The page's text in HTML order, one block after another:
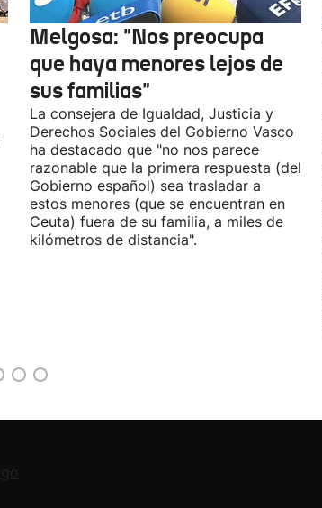
Melgosa: "Nos preocupa
que haya menores lejos de
sus familias"
La consejera de Igualdad, Justicia y
Derechos Sociales del Gobierno Vasco
ha destacado que "no nos parece
razonable que la primera respuesta (del
Gobierno español) sea trasladar a
estos menores (que se encuentran en
Ceuta) fuera de su familia, a miles de
kilómetros de distancia".